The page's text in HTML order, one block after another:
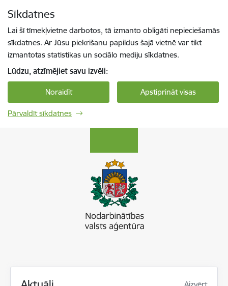
Sīkdatnes
Lai šī tīmekļvietne darbotos, tā izmanto obligāti nepieciešamās
sīkdatnes. Ar Jūsu piekrišanu papildus šajā vietnē var tikt
izmantotas statistikas un sociālo mediju sīkdatnes.
Lūdzu, atzīmējiet savu izvēli:
Noraidīt Apstiprināt visas
Pārvaldīt sīkdatnes